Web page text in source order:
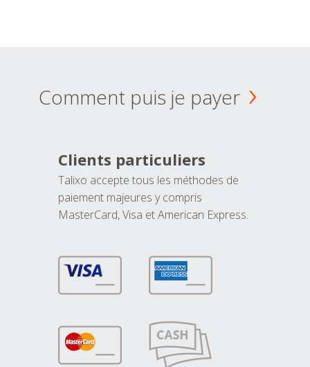
Comment puis je payer
Clients particuliers
Talixo accepte tous les méthodes de
paiement majeures y compris
MasterCard, Visa et American Express.